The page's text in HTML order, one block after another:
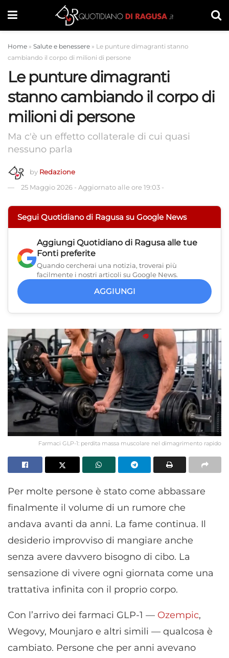
Home » Salute e benessere » Le punture dimagranti stanno
cambiando il corpo di milioni di persone
Le punture dimagranti
stanno cambiando il corpo di
milioni di persone
Ma c'è un effetto collaterale di cui quasi
nessuno parla
by Redazione
25 Maggio 2026 - Aggiornato alle ore 19:03 -
Segui Quotidiano di Ragusa su Google News
Aggiungi Quotidiano di Ragusa alle tue
Fonti preferite
Quando cercherai una notizia, troverai più
facilmente i nostri articoli su Google News.
AGGIUNGI
Farmaci GLP-1: perdita massa muscolare nel dimagrimento rapido
Per molte persone è stato come abbassare
finalmente il volume di un rumore che
andava avanti da anni. La fame continua. Il
desiderio improvviso di mangiare anche
senza avere davvero bisogno di cibo. La
sensazione di vivere ogni giornata come una
trattativa infinita con il proprio corpo.
Con l’arrivo dei farmaci GLP-1 — Ozempic,
Wegovy, Mounjaro e altri simili — qualcosa è
cambiato. Persone che per anni avevano